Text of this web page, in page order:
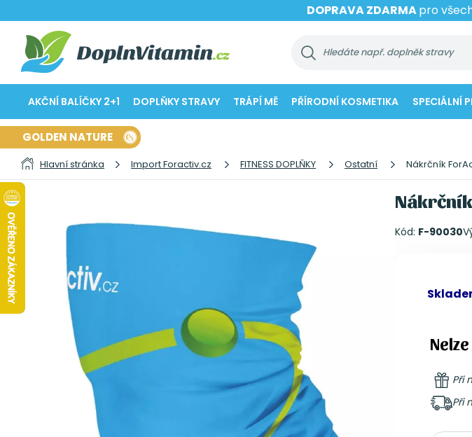
DOPRAVA ZDARMApro
AKČNÍ BALÍČKY 2+1 DOPLŇKY STRAVY TRÁPÍ MĚ PŘÍRODNÍ KOSMETIKA SPECIÁLNÍ
GOLDEN NATURE
Hlavní stránka Import Foractiv.cz FITNESS DOPLŇKY Ostatní Nákrčník
Kód: F-90030
Při
Při